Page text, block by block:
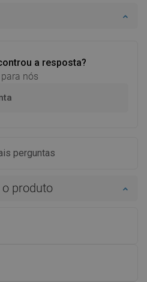
a resposta?
nós
perguntas
o produto